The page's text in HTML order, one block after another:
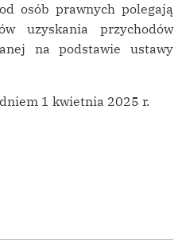
osób prawnych polegają
uzyskania przychodów
na podstawie ustawy
1 kwietnia 2025 r.